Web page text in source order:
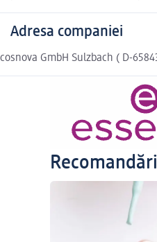
Adresa companiei
cosnova GmbH Sulzbach ( D-
Recomandări